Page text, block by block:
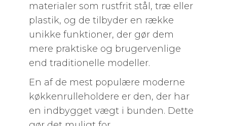
materialer som rustfrit stål, træ eller
plastik, og de tilbyder en række
unikke funktioner, der gør dem
mere praktiske og brugervenlige
end traditionelle modeller.
En af de mest populære moderne
køkkenrulleholdere er den, der har
en indbygget vægt i bunden. Dette